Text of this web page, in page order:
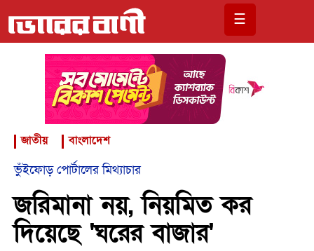
☰
জাতীয় বাংলাদেশ
ভুঁইফোড় পোর্টালের মিথ্যাচার
জরিমানা নয়, নিয়মিত কর
দিয়েছে 'ঘরের বাজার'